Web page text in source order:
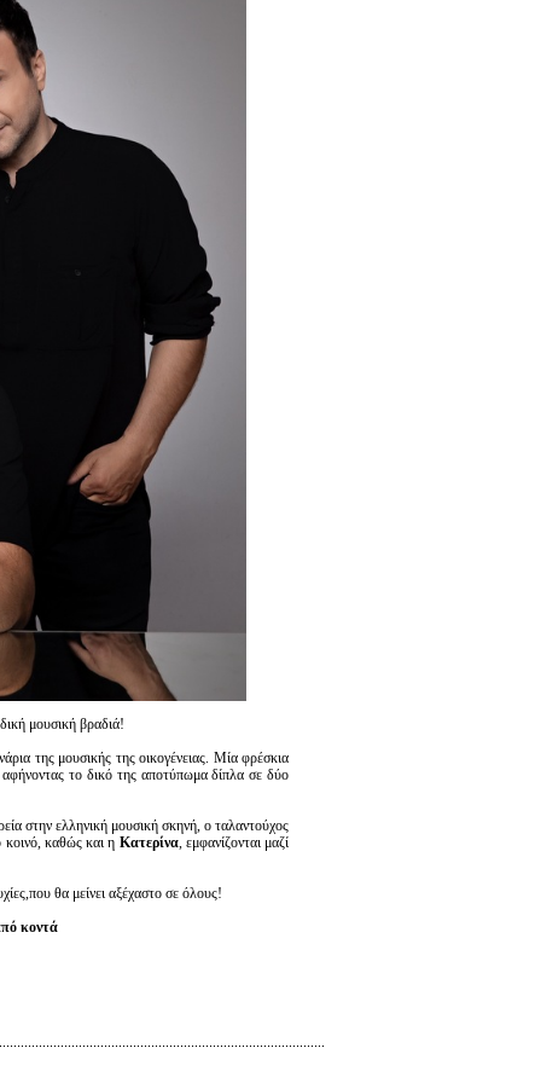
μουσική βραδιά!
της μουσικής της οικογένειας. Μία φρέσκια
το δικό της αποτύπωμα δίπλα σε δύο
στην ελληνική μουσική σκηνή, ο ταλαντούχος
κοινό, καθώς και η Κατερίνα, εμφανίζονται μαζί
θα μείνει αξέχαστο σε όλους!
κοντά